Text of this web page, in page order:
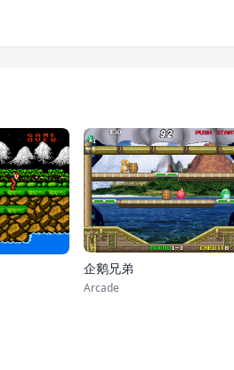
企鹅兄弟
Arcade